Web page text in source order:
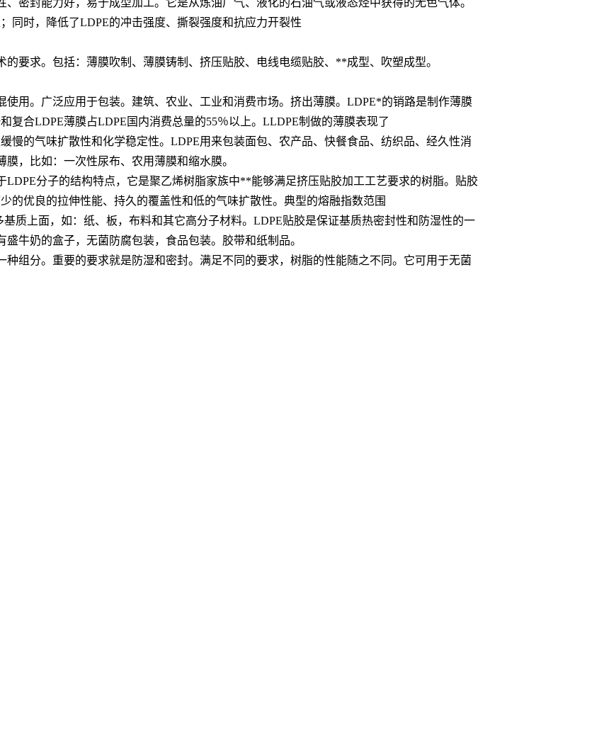
同时，降低了LDPE的冲击强度、撕裂强度和抗应力开裂性
要求。包括：薄膜吹制、薄膜铸制、挤压贴胶、电线电缆贴胶、**成型、吹塑成型。
使用。广泛应用于包装。建筑、农业、工业和消费市场。挤出薄膜。LDPE*的销路是制作薄膜
复合LDPE薄膜占LDPE国内消费总量的55％以上。LLDPE制做的薄膜表现了
慢的气味扩散性和化学稳定性。LDPE用来包装面包、农产品、快餐食品、纺织品、经久性消
，比如：一次性尿布、农用薄膜和缩水膜。
LDPE分子的结构特点，它是聚乙烯树脂家族中**能够满足挤压贴胶加工工艺要求的树脂。贴胶
的优良的拉伸性能、持久的覆盖性和低的气味扩散性。典型的熔融指数范围
质上面，如：纸、板，布料和其它高分子材料。LDPE贴胶是保证基质热密封性和防湿性的一
牛奶的盒子，无菌防腐包装，食品包装。胶带和纸制品。
组分。重要的要求就是防湿和密封。满足不同的要求，树脂的性能随之不同。它可用于无菌